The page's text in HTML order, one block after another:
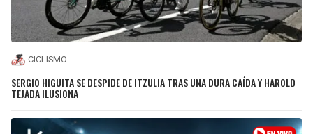
CICLISMO
SERGIO HIGUITA SE DESPIDE DE ITZULIA TRAS UNA DURA CAÍDA Y HAROLD
TEJADA ILUSIONA